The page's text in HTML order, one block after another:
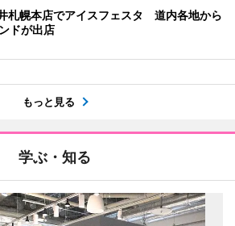
札幌本店でアイスフェスタ 道内各地から
ドが出店
もっと見る
学ぶ・知る